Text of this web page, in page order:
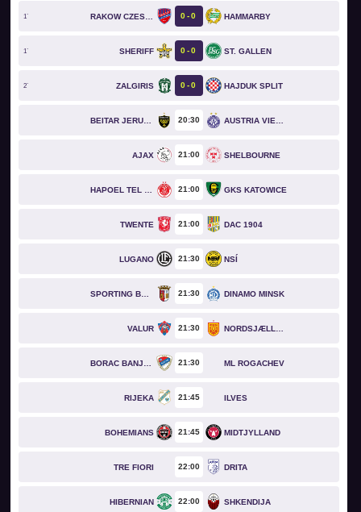
1` RAKOW CZESTOCHOWA 0 0 HAMMARBY
1` SHERIFF 0 0 ST. GALLEN
2` ZALGIRIS 0 0 HAJDUK SPLIT
BEITAR JERUSALEM 20 30
AJAX 21 00 SHELBOURNE
21 00 GKS KATOWICE
TWENTE 21 00 DAC 1904
LUGANO 21 30 NSÍ
SPORTING BRAGA 21 30 DINAMO MINSK
VALUR 21 30
21 30 ML ROGACHEV
RIJEKA 21 45 ILVES
BOHEMIANS 21 45 MIDTJYLLAND
TRE FIORI 22 00 DRITA
HIBERNIAN 22 00 SHKENDIJA